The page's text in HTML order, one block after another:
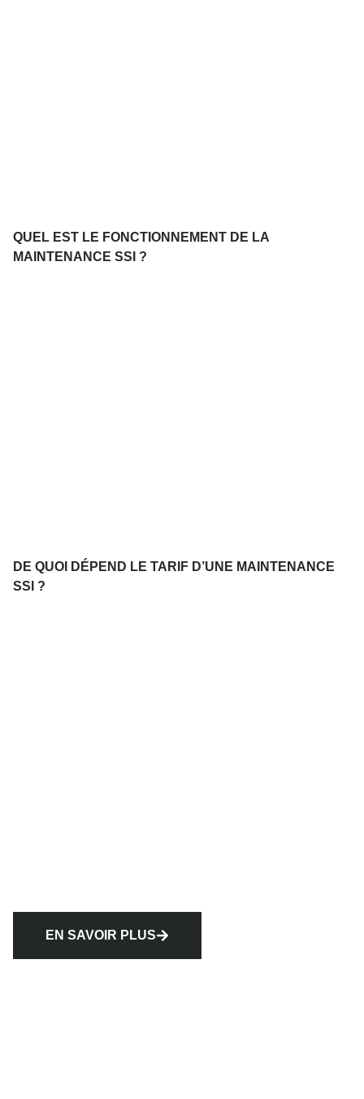
QUEL EST LE FONCTIONNEMENT DE LA
MAINTENANCE SSI ?
DE QUOI DÉPEND LE TARIF D’UNE MAINTENANCE
SSI ?
EN SAVOIR PLUS